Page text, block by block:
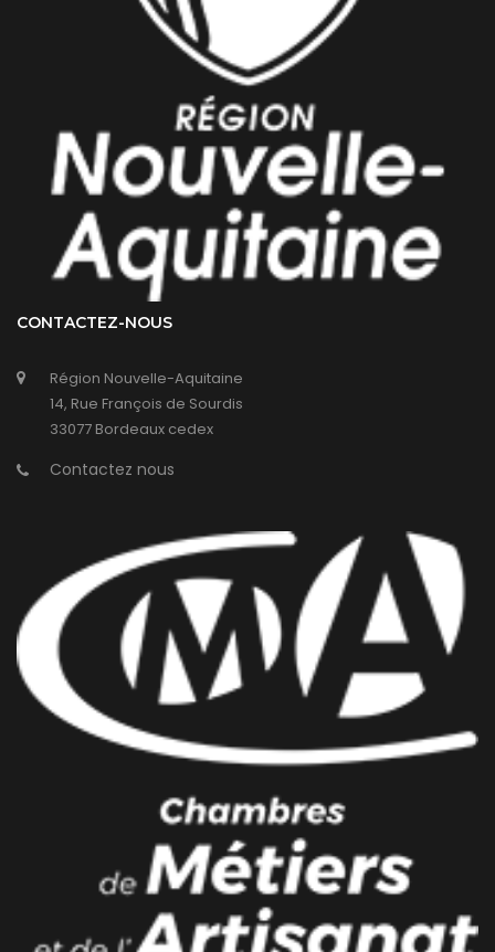
CONTACTEZ-NOUS
Région Nouvelle-Aquitaine
14, Rue François de Sourdis
33077 Bordeaux cedex
Contactez nous